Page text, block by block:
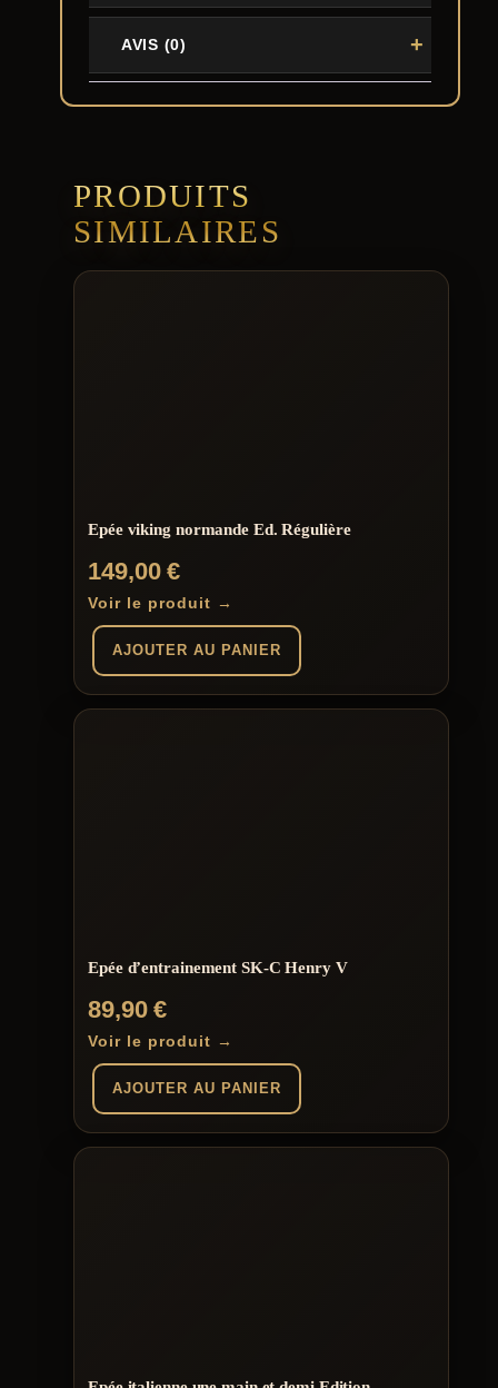
AVIS (0)
PRODUITS
SIMILAIRES
Epée viking normande Ed. Régulière
149,00€
Voir le produit →
AJOUTER AU PANIER
Epée d’entrainement SK-C Henry V
89,90€
Voir le produit →
AJOUTER AU PANIER